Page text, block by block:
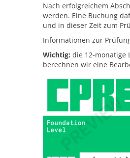
Nach erfolgreichem
werden. Eine Buchung
und in dieser Zeit zum
Informationen zur
Wichtig: die 12-monatige
berechnen wir eine